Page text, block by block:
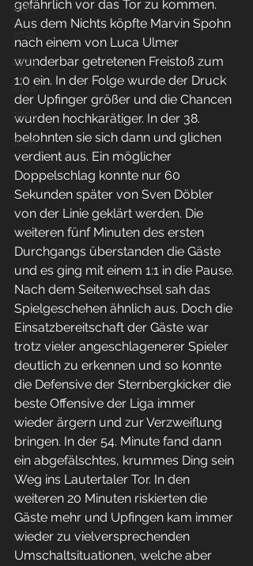
2021
2023
2024
2025
2026
gefährlich vor das Tor zu kommen.
Aus dem Nichts köpfte Marvin Spohn
nach einem von Luca Ulmer
wunderbar getretenen Freistoß zum
1:0 ein. In der Folge wurde der Druck
der Upfinger größer und die Chancen
wurden hochkarätiger. In der 38.
belohnten sie sich dann und glichen
verdient aus. Ein möglicher
Doppelschlag konnte nur 60
Sekunden später von Sven Döbler
von der Linie geklärt werden. Die
weiteren fünf Minuten des ersten
Durchgangs überstanden die Gäste
und es ging mit einem 1:1 in die Pause.
Nach dem Seitenwechsel sah das
Spielgeschehen ähnlich aus. Doch die
Einsatzbereitschaft der Gäste war
trotz vieler angeschlagenerer Spieler
deutlich zu erkennen und so konnte
die Defensive der Sternbergkicker die
beste Offensive der Liga immer
wieder ärgern und zur Verzweiflung
bringen. In der 54. Minute fand dann
ein abgefälschtes, krummes Ding sein
Weg ins Lautertaler Tor. In den
weiteren 20 Minuten riskierten die
Gäste mehr und Upfingen kam immer
wieder zu vielversprechenden
Umschaltsituationen, welche aber